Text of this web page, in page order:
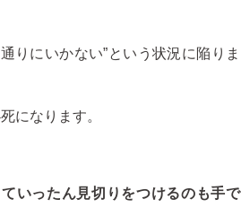
りにいかない”という状況に陥りま
になります。
いったん見切りをつけるのも手で